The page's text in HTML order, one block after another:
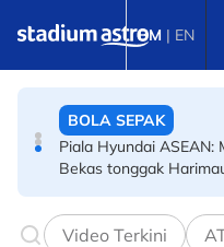
BM | EN
ISTAF OH ISTAF…
BOLA SEPAK
Piala Hyundai
Bekas tonggak
Video Terkini